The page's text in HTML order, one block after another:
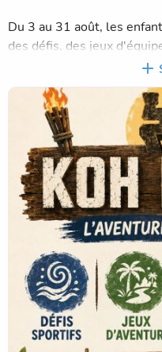
Du 3 au 31 août, les
des défis, des jeux
différentes sorties. Une
coopération, de l'entraide
moments ensemble.
Prêts à relever le défi ?